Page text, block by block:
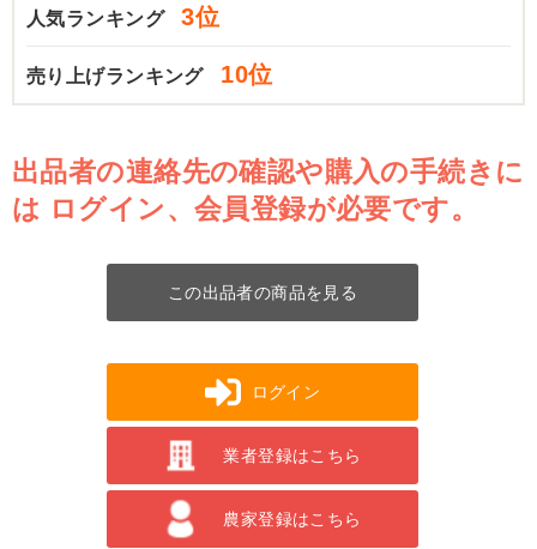
人気ランキング 3位
売り上げランキング 10位
出品者の連絡先の確認や購入の手続きに
は ログイン、会員登録が必要です。
この出品者の商品を見る
ログイン
業者登録はこちら
農家登録はこちら